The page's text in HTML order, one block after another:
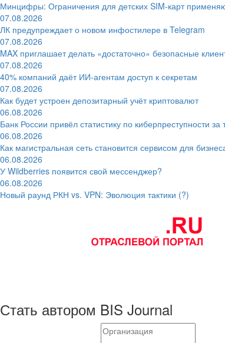
Минцифры: Ограничения для детских SIM-карт
07.08.2026
ЛК предупреждает о новом инфостилере в Telegram
07.08.2026
MAX приглашает делать «достаточно» безопасные
07.08.2026
40% компаний даёт ИИ‑агентам доступ к секретам
07.08.2026
Как будет устроен депозитарный учёт криптовалют
06.08.2026
Банк России привёл статистику по киберпреступности
06.08.2026
Как магистральная сеть становится сервисом для
06.08.2026
У Wildberries появится свой мессенджер?
06.08.2026
Новый раунд РКН vs. VPN: Эволюция тактики (?)
Стать автором BIS Journal